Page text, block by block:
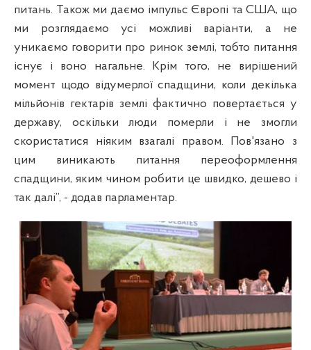
питань. Також ми даємо імпульс Європі та США, що
ми розглядаємо усі можливі варіанти, а не
уникаємо говорити про ринок землі, тобто питання
існує і воно нагальне. Крім того, не вирішений
момент щодо відумерлої спадщини, коли декілька
мільйонів гектарів землі фактично повертається у
державу, оскільки люди померли і не змогли
скористатися ніяким взагалі правом. Пов'язано з
цим виникають питання переоформлення
спадщини, яким чином робити це швидко, дешево і
так далі”, - додав парламентар.